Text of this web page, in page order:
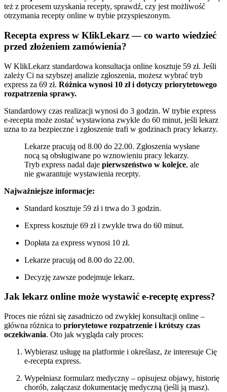
też z procesem uzyskania recepty, sprawdź, czy jest możliwość
otrzymania recepty online w trybie przyspieszonym.
Recepta express w KlikLekarz — co warto wiedzieć
przed złożeniem zamówienia?
W KlikLekarz standardowa konsultacja online kosztuje 59 zł. Jeśli
zależy Ci na szybszej analizie zgłoszenia, możesz wybrać tryb
express za 69 zł. Różnica wynosi 10 zł i dotyczy priorytetowego
rozpatrzenia sprawy.
Standardowy czas realizacji wynosi do 3 godzin. W trybie express
e-recepta może zostać wystawiona zwykle do 60 minut, jeśli lekarz
uzna to za bezpieczne i zgłoszenie trafi w godzinach pracy lekarzy.
Lekarze pracują od 8.00 do 22.00. Zgłoszenia wysłane
nocą są obsługiwane po wznowieniu pracy lekarzy.
Tryb express nadal daje pierwszeństwo w kolejce, ale
nie gwarantuje wystawienia recepty.
Najważniejsze informacje:
Standard kosztuje 59 zł i trwa do 3 godzin.
Express kosztuje 69 zł i zwykle trwa do 60 minut.
Dopłata za express wynosi 10 zł.
Lekarze pracują od 8.00 do 22.00.
Decyzję zawsze podejmuje lekarz.
Jak lekarz online może wystawić e-receptę express?
Proces nie różni się zasadniczo od zwykłej konsultacji online –
główna różnica to priorytetowe rozpatrzenie i krótszy czas
oczekiwania. Oto jak wygląda cały proces:
Wybierasz usługę na platformie i określasz, że interesuje Cię
e-recepta express.
Wypełniasz formularz medyczny – opisujesz objawy, historię
chorób, załączasz dokumentację medyczną (jeśli ją masz).